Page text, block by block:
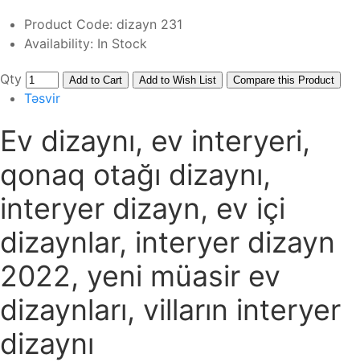
Product Code: dizayn 231
Availability: In Stock
Qty Add to Cart Add to Wish List Compare this Product
Təsvir
Ev dizaynı, ev interyeri,
qonaq otağı dizaynı,
interyer dizayn, ev içi
dizaynlar, interyer dizayn
2022, yeni müasir ev
dizaynları, vilların interyer
dizaynı